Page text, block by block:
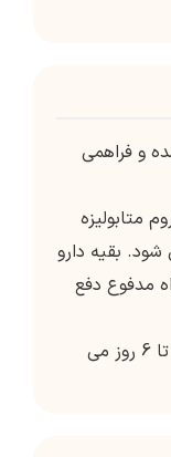
و فراهمی
متابولیزه
می شود. بقیه دارو
مدفوع دفع
• نیمه عمر حذف نهایی دارو حدود 5 تا 6 روز می